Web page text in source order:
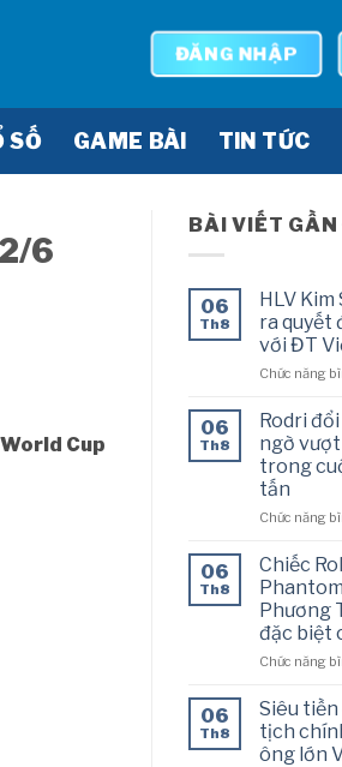
ĐĂNG NHẬP
SỐ GAME BÀI TIN TỨC
6
Cup
BÀI VIẾT
06
Th8
HLV Kim
ra quyết
với ĐT
Chức năng
06
Th8
Rodri
ngờ
trong
tấn
Chức năng
06
Th8
Chiếc
Phương
đặc biệt
Chức năng
06
Th8
Siêu tiền
tịch
ông lớn